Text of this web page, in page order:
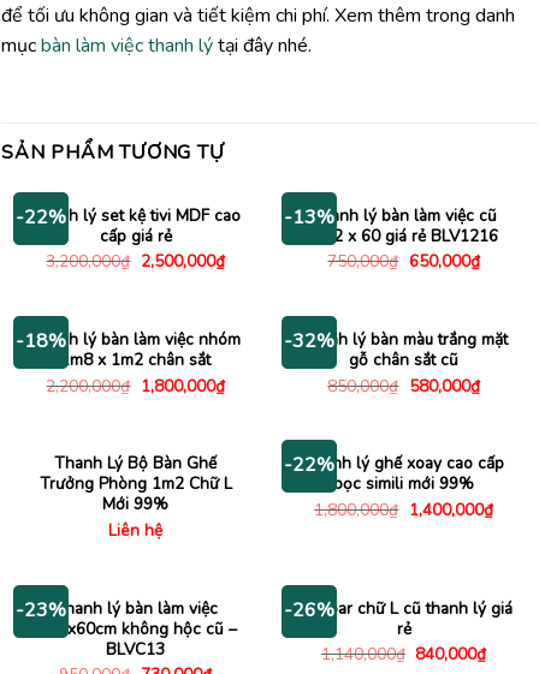
để tối ưu không gian và tiết kiệm chi phí. Xem thêm trong danh
mụcbàn làm việc thanh lýtại đây nhé.
SẢN PHẨM TƯƠNG TỰ
-22%
Thanh lý set kệ tivi MDF cao
cấp giá rẻ
3,200,000₫ Giá
gốc
2,500,000₫Giá
hiện
2,500,000₫.
-13%Thanh lý bàn làm việc cũ
1m2 x 60 giá rẻ BLV1216
750,000₫ Giá
650,000₫Giá
hiện
-18%
Thanh lý bàn làm việc nhóm
1m8 x 1m2 chân sắt
2,200,000₫ Giá
gốc
1,800,000₫Giá
hiện
1,800,000₫.
-32%
Thanh lý bàn màu trắng mặt
gỗ chân sắt cũ
850,000₫ Giá
580,000₫Giá
hiện
Thanh Lý Bộ Bàn Ghế
Trưởng Phòng 1m2 Chữ L
Mới 99%
Liên hệ
-22%
Thanh lý ghế xoay cao cấp
bọc simili mới 99%
1,800,000₫ Giá
gốc
1,400,000₫Giá
hiện
-23%Thanh lý bàn làm việc
1m2x60cm không hộc cũ –
BLVC13
-26%
Bàn bar chữ L cũ thanh lý giá
rẻ
1,140,000₫ Giá
840,000₫Giá
hiện